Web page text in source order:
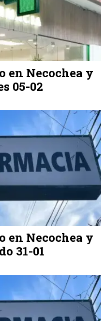
en Necochea y
05-02
en Necochea y
31-01